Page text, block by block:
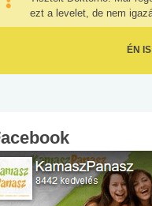
ezt a levelet, de nem
ÉN